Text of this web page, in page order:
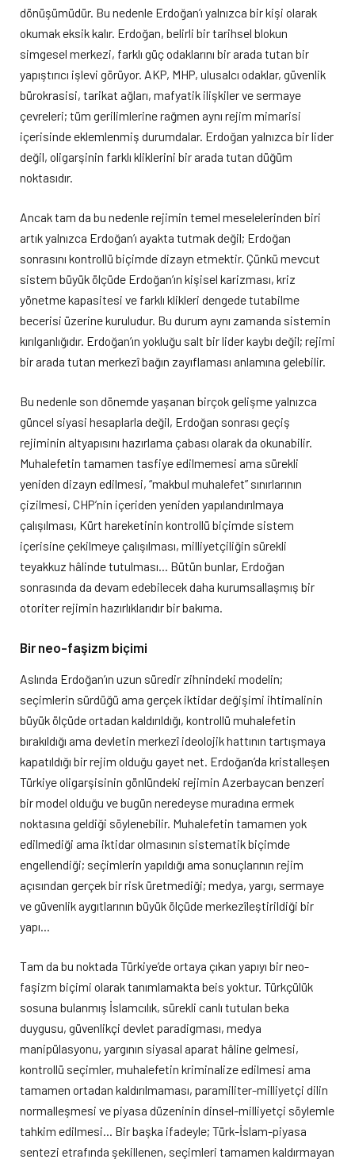
dönüşümüdür. Bu nedenle Erdoğan’ı yalnızca bir kişi olarak
okumak eksik kalır. Erdoğan, belirli bir tarihsel blokun
simgesel merkezi, farklı güç odaklarını bir arada tutan bir
yapıştırıcı işlevi görüyor. AKP, MHP, ulusalcı odaklar, güvenlik
bürokrasisi, tarikat ağları, mafyatik ilişkiler ve sermaye
çevreleri; tüm gerilimlerine rağmen aynı rejim mimarisi
içerisinde eklemlenmiş durumdalar. Erdoğan yalnızca bir lider
değil, oligarşinin farklı kliklerini bir arada tutan düğüm
noktasıdır.
Ancak tam da bu nedenle rejimin temel meselelerinden biri
artık yalnızca Erdoğan’ı ayakta tutmak değil; Erdoğan
sonrasını kontrollü biçimde dizayn etmektir. Çünkü mevcut
sistem büyük ölçüde Erdoğan’ın kişisel karizması, kriz
yönetme kapasitesi ve farklı klikleri dengede tutabilme
becerisi üzerine kuruludur. Bu durum aynı zamanda sistemin
kırılganlığıdır. Erdoğan’ın yokluğu salt bir lider kaybı değil; rejimi
bir arada tutan merkezî bağın zayıflaması anlamına gelebilir.
Bu nedenle son dönemde yaşanan birçok gelişme yalnızca
güncel siyasi hesaplarla değil, Erdoğan sonrası geçiş
rejiminin altyapısını hazırlama çabası olarak da okunabilir.
Muhalefetin tamamen tasfiye edilmemesi ama sürekli
yeniden dizayn edilmesi, “makbul muhalefet” sınırlarının
çizilmesi, CHP’nin içeriden yeniden yapılandırılmaya
çalışılması, Kürt hareketinin kontrollü biçimde sistem
içerisine çekilmeye çalışılması, milliyetçiliğin sürekli
teyakkuz hâlinde tutulması… Bütün bunlar, Erdoğan
sonrasında da devam edebilecek daha kurumsallaşmış bir
otoriter rejimin hazırlıklarıdır bir bakıma.
Bir neo-faşizm biçimi
Aslında Erdoğan’ın uzun süredir zihnindeki modelin;
seçimlerin sürdüğü ama gerçek iktidar değişimi ihtimalinin
büyük ölçüde ortadan kaldırıldığı, kontrollü muhalefetin
bırakıldığı ama devletin merkezî ideolojik hattının tartışmaya
kapatıldığı bir rejim olduğu gayet net. Erdoğan’da kristalleşen
Türkiye oligarşisinin gönlündeki rejimin Azerbaycan benzeri
bir model olduğu ve bugün neredeyse muradına ermek
noktasına geldiği söylenebilir. Muhalefetin tamamen yok
edilmediği ama iktidar olmasının sistematik biçimde
engellendiği; seçimlerin yapıldığı ama sonuçlarının rejim
açısından gerçek bir risk üretmediği; medya, yargı, sermaye
ve güvenlik aygıtlarının büyük ölçüde merkezîleştirildiği bir
yapı…
Tam da bu noktada Türkiye’de ortaya çıkan yapıyı bir neo-
faşizm biçimi olarak tanımlamakta beis yoktur. Türkçülük
sosuna bulanmış İslamcılık, sürekli canlı tutulan beka
duygusu, güvenlikçi devlet paradigması, medya
manipülasyonu, yargının siyasal aparat hâline gelmesi,
kontrollü seçimler, muhalefetin kriminalize edilmesi ama
tamamen ortadan kaldırılmaması, paramiliter-milliyetçi dilin
normalleşmesi ve piyasa düzeninin dinsel-milliyetçi söylemle
tahkim edilmesi… Bir başka ifadeyle; Türk-İslam-piyasa
sentezi etrafında şekillenen, seçimleri tamamen kaldırmayan